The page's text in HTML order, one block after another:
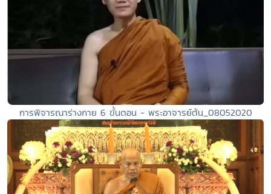
การพิจารณาร่างกาย 6 ขั้นตอน - พระอาจารย์ต้น_08052020